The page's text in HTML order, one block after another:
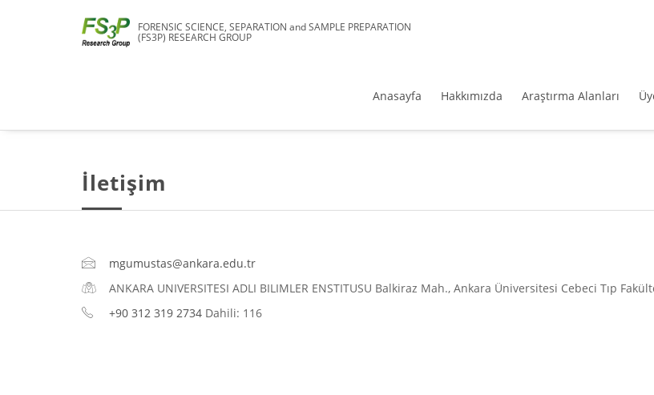
FORENSIC SCIENCE, SEPARATION and SAMPLE PREPARATION
(FS3P) RESEARCH GROUP
Anasayfa Hakkımızda Araştırma Alanları
İletişim
mgumustas@ankara.edu.tr
ANKARA UNIVERSITESI ADLI BILIMLER ENSTITUSU Balkiraz Mah., Ankara Üniversitesi Cebeci Tıp
+90 312 319 2734 Dahili: 116